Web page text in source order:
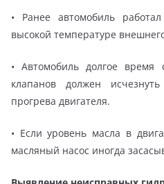
• Ранее автомобиль
высокой температуре
• Автомобиль долгое время
клапанов должен
прогрева двигателя.
• Если уровень масла в
масляный насос иногда